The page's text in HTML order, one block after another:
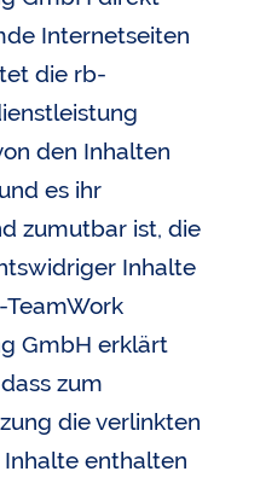
Internetseiten
die rb-
den Inhalten
es ihr
zumutbar ist, die
Inhalte
GmbH erklärt
zum
die verlinkten
enthalten